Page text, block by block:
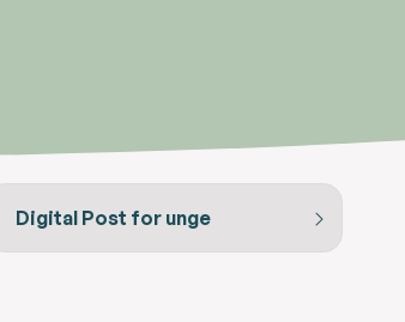
Digital Post for unge